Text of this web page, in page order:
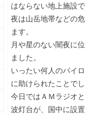
はならない地上施設で
夜は山岳地帯などの
ます。
月や星のない闇夜に
ました。
いったい何人のパイ
に助けられたことでし
今日ではＡＭラジオ
波灯台が、国中に設置